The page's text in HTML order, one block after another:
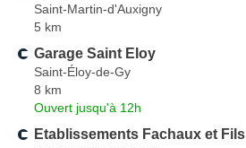
Saint-Martin-d'Auxigny
5 km
Garage Saint Eloy
Saint-Éloy-de-Gy
8 km
Ouvert jusqu'à 12h
Etablissements Fachaux et Fils